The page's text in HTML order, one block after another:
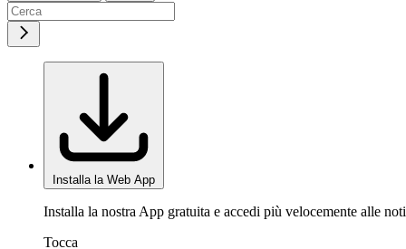
Installa la Web App
Installa la nostra App gratuita e accedi più velocemente alle
Tocca